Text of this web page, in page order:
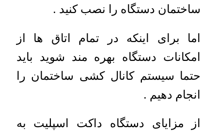
ساختمان دستگاه را نصب کنید .
اما برای اینکه در تمام اتاق ها از
امکانات دستگاه بهره مند شوید باید
حتما سیستم کانال کشی ساختمان را
انجام دهیم .
از مزایای دستگاه داکت اسپلیت به